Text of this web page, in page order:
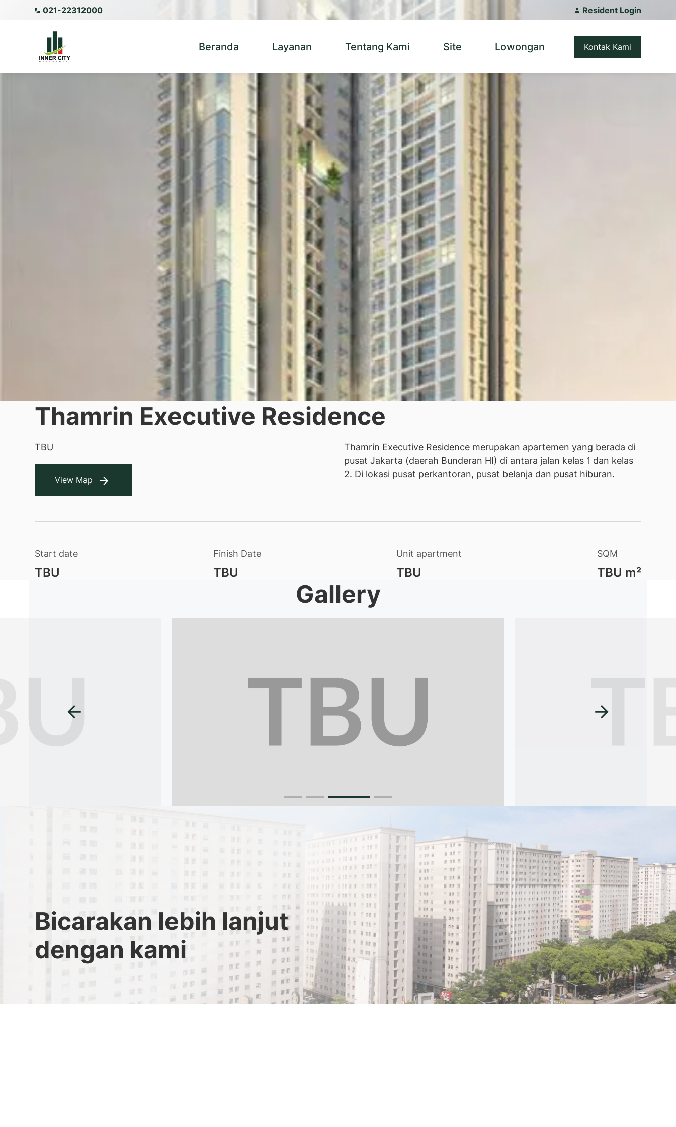
021-22312000 Resident Login
Beranda Layanan Tentang Kami Site Lowongan Kontak Kami
Thamrin Executive Residence
TBU
View Map
Thamrin Executive Residence merupakan apartemen yang berada di
pusat Jakarta (daerah Bunderan HI) di antara jalan kelas 1 dan kelas
2. Di lokasi pusat perkantoran, pusat belanja dan pusat hiburan.
Start date
TBU
Finish Date
TBU
Unit apartment
TBU
SQM
TBU m²
Gallery
Bicarakan lebih lanjut
dengan kami